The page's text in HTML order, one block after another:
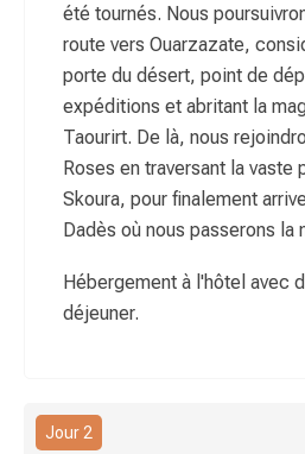
été tournés. Nous
route vers Ouarzazate,
porte du désert, point de
expéditions et abritant la
Taourirt. De là, nous
Roses en traversant la vaste
Skoura, pour finalement
Dadès où nous passerons la
Hébergement à l'hôtel avec
déjeuner.
Jour 2